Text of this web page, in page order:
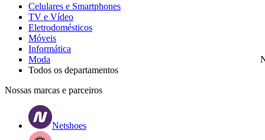
Celulares e Smartphones
TV e Vídeo
Eletrodomésticos
Móveis
Informática
Moda
Todos os departamentos
Nossas marcas e parceiros
Netshoes